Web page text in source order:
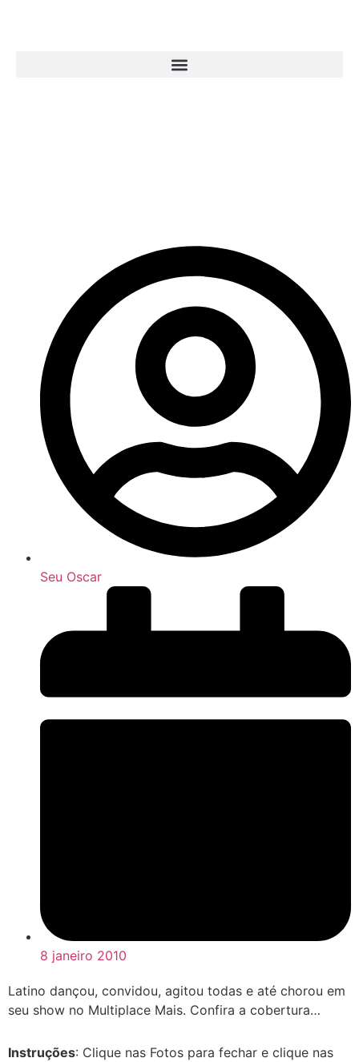
Seu Oscar
8 janeiro 2010
Latino dançou, convidou, agitou todas e até chorou em
seu show no Multiplace Mais. Confira a cobertura…
Instruções: Clique nas Fotos para fechar e clique nas